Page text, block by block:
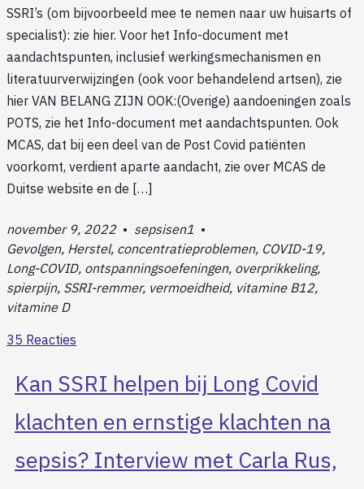
SSRI’s (om bijvoorbeeld mee te nemen naar uw huisarts of
specialist): zie hier. Voor het Info-document met
aandachtspunten, inclusief werkingsmechanismen en
literatuurverwijzingen (ook voor behandelend artsen), zie
hier VAN BELANG ZIJN OOK:(Overige) aandoeningen zoals
POTS, zie het Info-document met aandachtspunten. Ook
MCAS, dat bij een deel van de Post Covid patiënten
voorkomt, verdient aparte aandacht, zie over MCAS de
Duitse website en de […]
november 9, 2022 • sepsisen1 •
Gevolgen, Herstel, concentratieproblemen, COVID-19,
Long-COVID, ontspanningsoefeningen, overprikkeling,
spierpijn, SSRI-remmer, vermoeidheid, vitamine B12,
vitamine D
35 Reacties
Kan SSRI helpen bij Long Covid
klachten en ernstige klachten na
sepsis? Interview met Carla Rus,